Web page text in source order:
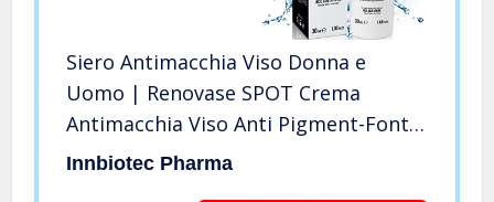
Siero Antimacchia Viso Donna e
Uomo | Renovase SPOT Crema
Antimacchia Viso Anti Pigment-Fonte
Preziosa di Glutatione con Acido
Innbiotec Pharma